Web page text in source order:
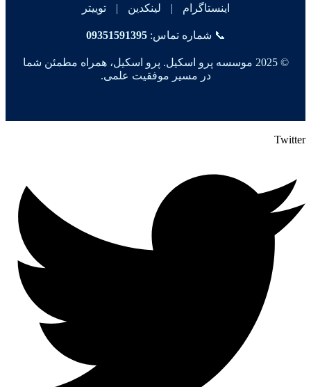
اینستاگرام | لینکدین | توییتر
📞 شماره تماس:09351591395
© 2025 موسسه پرو اسکیل. پرو اسکیل، همراه مطمئن شما
در مسیر موفقیت علمی.
Twitter